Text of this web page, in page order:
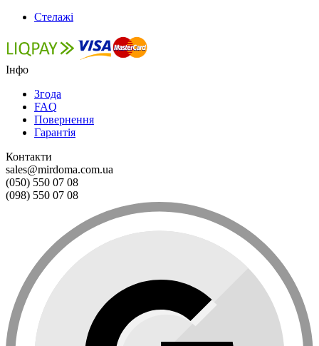
Стелажі
Інфо
Згода
FAQ
Повернення
Гарантія
Контакти
sales@mirdoma.com.ua
(050) 550 07 08
(098) 550 07 08